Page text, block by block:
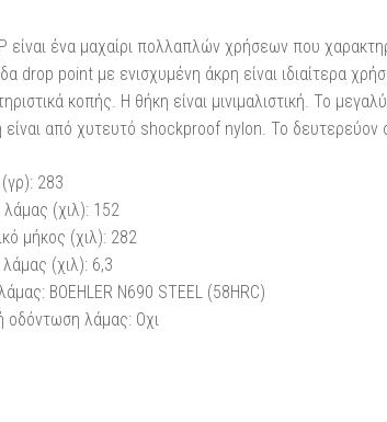
είναι ένα μαχαίρι πολλαπλών χρήσεων που
drop point με ενισχυμένη άκρη είναι ιδιαίτερα
κοπής. Η θήκη είναι μινιμαλιστική. Το
είναι από χυτευτό shockproof nylon. Το δευτερεύον
283
(χιλ): 152
μήκος (χιλ): 282
(χιλ): 6,3
BOEHLER N690 STEEL (58HRC)
οδόντωση λάμας: Οχι